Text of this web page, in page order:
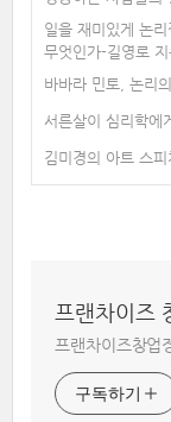
일을 재미있게 논
무엇인가-길영로
바바라 민토, 논리
서른살이 심리학에
김미경의 아트 스
프랜차이즈
프랜차이즈창업
구독하기